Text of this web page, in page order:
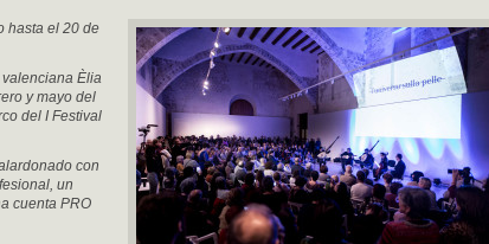
hasta el 20 de
Èlia
y mayo del
del I Festival
con
un
cuenta PRO